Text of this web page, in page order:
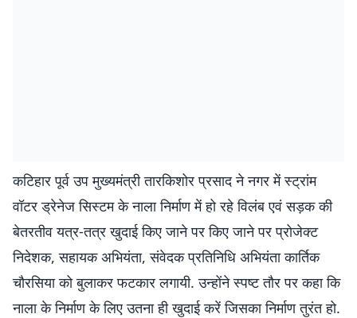
कटिहार पूर्व उप मुख्यमंत्री तारकिशोर प्रसाद ने नगर में स्ट्रांम
वॉटर ड्रेनेज सिस्टम के नाला निर्माण में हो रहे विलंब एवं सड़क की
बेतरतीव यत्र-तत्र खुदाई किए जाने पर किए जाने पर प्रोजेक्ट
निदेशक, सहायक अभियंता, संवेदक प्रतिनिधि अभियंता कार्तिक
चौरसिया को बुलाकर फटकार लगायी. उन्होंने स्पष्ट तौर पर कहा कि
नाला के निर्माण के लिए उतना ही खुदाई करें जिसका निर्माण तुरंत हो.